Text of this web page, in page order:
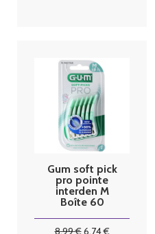
Gum soft pick
pro pointe
interden M
Boîte 60
8.99€6.74€